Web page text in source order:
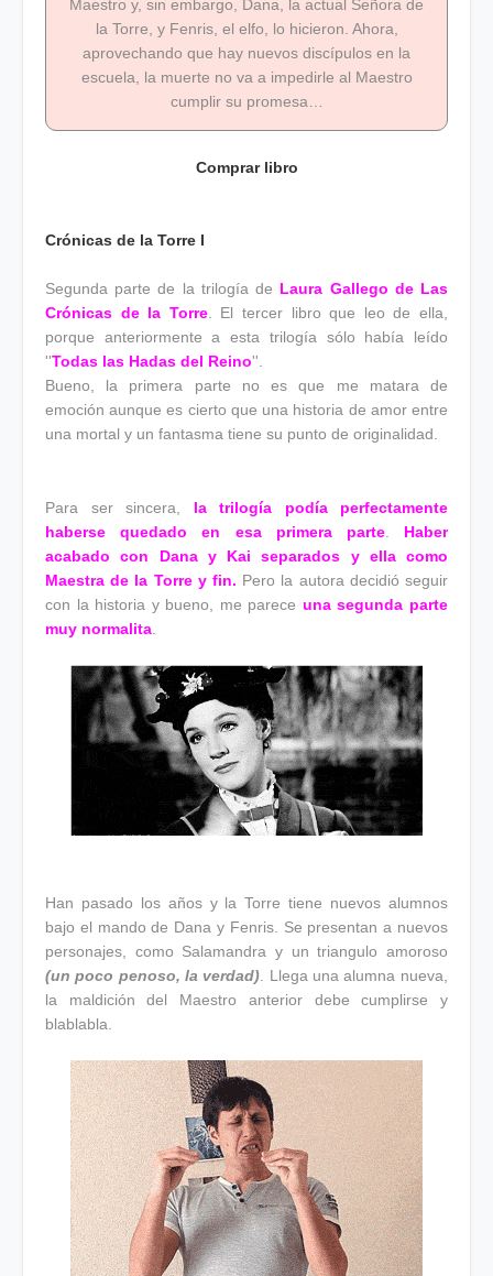
Maestro y, sin embargo, Dana, la actual Señora de
la Torre, y Fenris, el elfo, lo hicieron. Ahora,
aprovechando que hay nuevos discípulos en la
escuela, la muerte no va a impedirle al Maestro
cumplir su promesa…
Comprar libro
Crónicas de la Torre I
Segunda parte de la trilogía de Laura Gallego de Las
Crónicas de la Torre. El tercer libro que leo de ella,
porque anteriormente a esta trilogía sólo había leído
''Todas las Hadas del Reino''.
Bueno, la primera parte no es que me matara de
emoción aunque es cierto que una historia de amor entre
una mortal y un fantasma tiene su punto de originalidad.
Para ser sincera,
la trilogía podía perfectamente
haberse quedado en esa primera parte. Haber
acabado con Dana y Kai separados y ella como
Maestra de la Torre y fin. Pero la autora decidió seguir
con la historia y bueno, me parece una segunda parte
muy normalita
Han pasado los años y la Torre tiene nuevos alumnos
bajo el mando de Dana y Fenris. Se presentan a nuevos
personajes, como Salamandra y un triangulo amoroso
(un poco penoso, la verdad) . Llega una alumna nueva,
la maldición del Maestro anterior debe cumplirse y
blablabla.